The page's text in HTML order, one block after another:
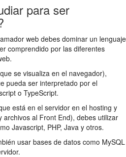
para ser
web debes dominar un lenguaje
comprendido por las diferentes
se visualiza en el navegador),
pueda ser interpretado por el
o TypeScript.
está en el servidor en el hosting y
al Front End), debes utilizar
Javascript, PHP, Java y otros.
usar bases de datos como MySQL